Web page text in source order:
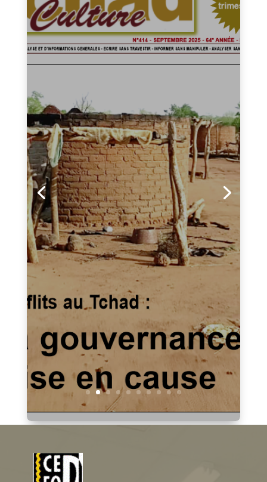
Tchad et Culture N° 414-
septembre 2025 version
trimestrielle : Déjà dans les
kiosques!
Dans votre numéro de ce mois de septembre 2025
:A la une « Conflits au Tchad : La gouvernance mise
en cause »Vous aurez des articles comme
:Violences au Tchad : entre héritage colonial,
fractures socialesAgriculteurs et éleveurs
tchadiens : De la coexistence à la...
Lire plus